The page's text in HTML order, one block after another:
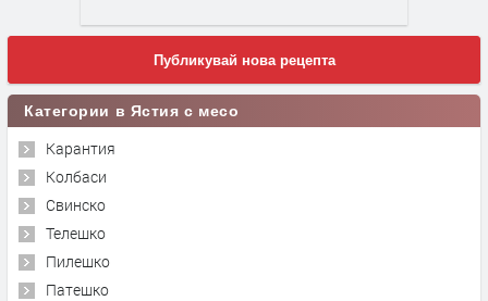
Публикувай нова рецепта
Категории в Ястия с месо
Карантия
Колбаси
Свинско
Телешко
Пилешко
Патешко